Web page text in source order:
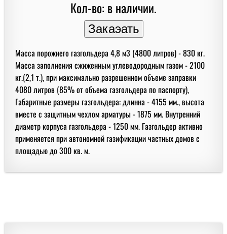
Кол-во: в наличии.
Масса порожнего газгольдера 4,8 м3 (4800 литров) - 830 кг.
Масса заполнения сжиженным углеводородным газом - 2100
кг.(2,1 т.), при максимально разрешенном объеме заправки
4080 литров (85% от объема газгольдера по паспорту),
Габаритные размеры газгольдера: длинна - 4155 мм., высота
вместе с защитным чехлом арматуры - 1875 мм. Внутренний
диаметр корпуса газгольдера - 1250 мм. Газгольдер активно
применяется при автономной газификации частных домов с
площадью до 300 кв. м.